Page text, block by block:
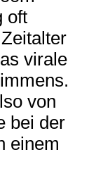
oft
virale
von
bei der
einem